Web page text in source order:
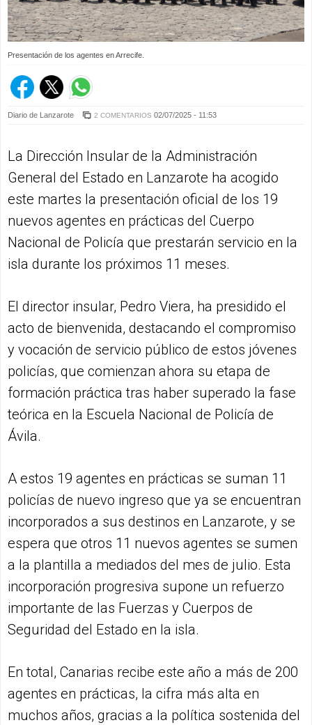
Presentación de los agentes en Arrecife.
Diario de Lanzarote 2 COMENTARIOS 02/07/2025 - 11:53
La Dirección Insular de la Administración
General del Estado en Lanzarote ha acogido
este martes la presentación oficial de los 19
nuevos agentes en prácticas del Cuerpo
Nacional de Policía que prestarán servicio en la
isla durante los próximos 11 meses.
El director insular, Pedro Viera, ha presidido el
acto de bienvenida, destacando el compromiso
y vocación de servicio público de estos jóvenes
policías, que comienzan ahora su etapa de
formación práctica tras haber superado la fase
teórica en la Escuela Nacional de Policía de
Ávila.
A estos 19 agentes en prácticas se suman 11
policías de nuevo ingreso que ya se encuentran
incorporados a sus destinos en Lanzarote, y se
espera que otros 11 nuevos agentes se sumen
a la plantilla a mediados del mes de julio. Esta
incorporación progresiva supone un refuerzo
importante de las Fuerzas y Cuerpos de
Seguridad del Estado en la isla.
En total, Canarias recibe este año a más de 200
agentes en prácticas, la cifra más alta en
muchos años, gracias a la política sostenida del